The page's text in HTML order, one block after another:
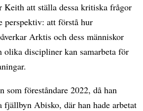
Keith att ställa dessa kritiska frågor
perspektiv: att förstå hur
Arktis och dess människor
olika discipliner kan samarbeta för
föreståndare 2022, då han
Abisko, där han hade arbetat